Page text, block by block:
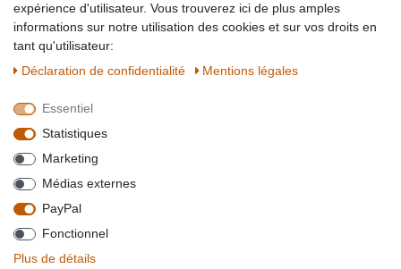
SICHER EINKAUFEN
QUALITÄT
WIR AKZEPTIEREN
*Alle Preise verstehen sich inkl. MwSt. zzgl. Versandkosten. **Gilt für Lieferungen
innerhalb deutschlands, Lieferzeiten für andere Länder entnehmen Sie bitte der
expérience d'utilisateur. Vous trouverez ici de plus amples
informations sur notre utilisation des cookies et sur vos droits en
tant qu'utilisateur:
Déclaration de confidentialité
Mentions légales
Essentiel
Statistiques
Marketing
Médias externes
PayPal
Fonctionnel
Plus de détails